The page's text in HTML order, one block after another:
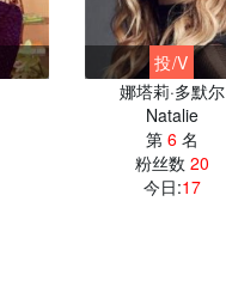
投/V
萨拉·米歇尔·盖
Sarah M
第10 名
粉丝数 130
今日:15